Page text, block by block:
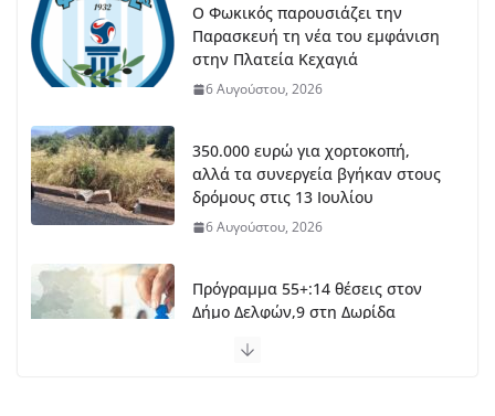
Ο Φωκικός παρουσιάζει την
Παρασκευή τη νέα του εμφάνιση
στην Πλατεία Κεχαγιά
6 Αυγούστου, 2026
350.000 ευρώ για χορτοκοπή,
αλλά τα συνεργεία βγήκαν στους
δρόμους στις 13 Ιουλίου
6 Αυγούστου, 2026
Πρόγραμμα 55+:14 θέσεις στον
Δήμο Δελφών,9 στη Δωρίδα
6 Αυγούστου, 2026